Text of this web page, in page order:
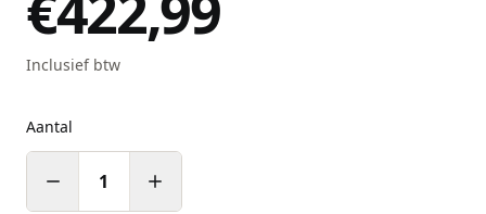
Inclusief btw
Aantal
1